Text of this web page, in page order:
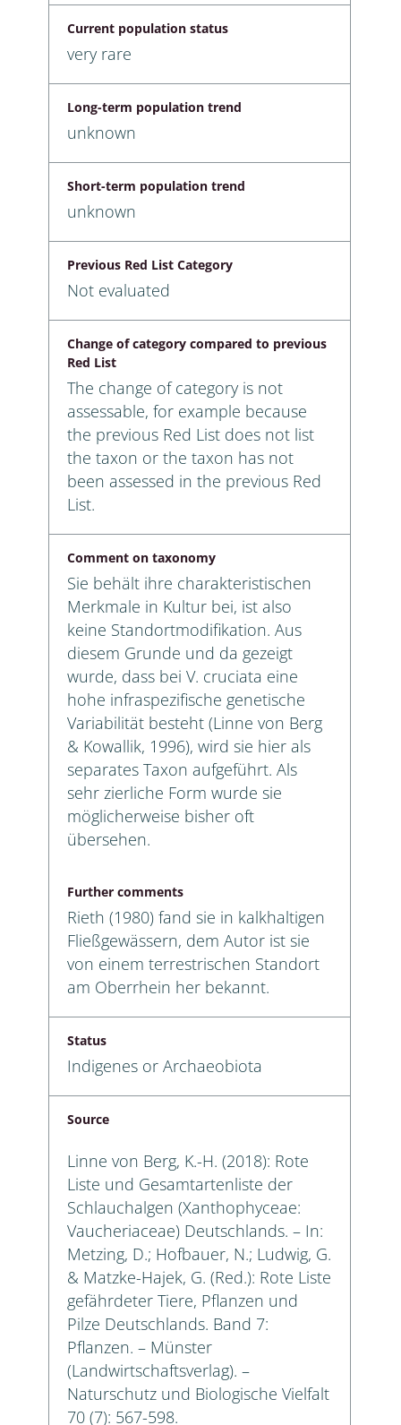
Current population status
very rare
Long-term population trend
unknown
Short-term population trend
unknown
Previous Red List Category
Not evaluated
Change of category compared to previous
Red List
The change of category is not
assessable, for example because
the previous Red List does not list
the taxon or the taxon has not
been assessed in the previous Red
List.
Comment on taxonomy
Sie behält ihre charakteristischen
Merkmale in Kultur bei, ist also
keine Standortmodifikation. Aus
diesem Grunde und da gezeigt
wurde, dass bei V. cruciata eine
hohe infraspezifische genetische
Variabilität besteht (Linne von Berg
& Kowallik, 1996), wird sie hier als
separates Taxon aufgeführt. Als
sehr zierliche Form wurde sie
möglicherweise bisher oft
übersehen.
Further comments
Rieth (1980) fand sie in kalkhaltigen
Fließgewässern, dem Autor ist sie
von einem terrestrischen Standort
am Oberrhein her bekannt.
Status
Indigenes or Archaeobiota
Source
Linne von Berg, K.-H. (2018): Rote
Liste und Gesamtartenliste der
Schlauchalgen (Xanthophyceae:
Vaucheriaceae) Deutschlands. – In:
Metzing, D.; Hofbauer, N.; Ludwig, G.
& Matzke-Hajek, G. (Red.): Rote Liste
gefährdeter Tiere, Pflanzen und
Pilze Deutschlands. Band 7:
Pflanzen. – Münster
(Landwirtschaftsverlag). –
Naturschutz und Biologische Vielfalt
70 (7): 567-598.